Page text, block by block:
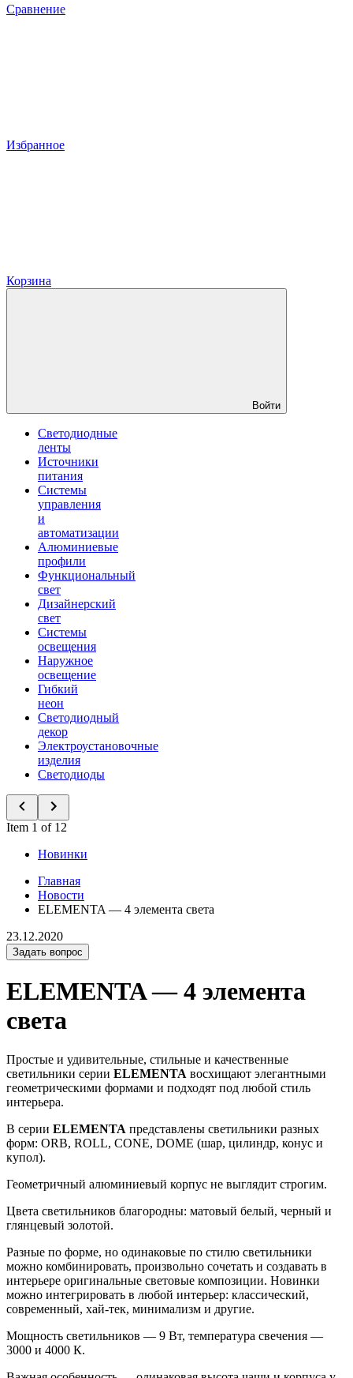
Сравнение
Избранное
Корзина
Войти
Светодиодные
ленты
Источники
питания
Системы
управления
и
автоматизации
Алюминиевые
профили
Функциональный
свет
Дизайнерский
свет
Системы
освещения
Наружное
освещение
Гибкий
неон
Светодиодный
декор
Электроустановочные
изделия
Светодиоды
Item 1 of 12
Новинки
Главная
Новости
ELEMENTA — 4 элемента света
23.12.2020
Задать вопрос
ELEMENTA — 4 элемента
света
Простые и удивительные, стильные и качественные
светильники серии ELEMENTA восхищают элегантными
геометрическими формами и подходят под любой стиль
интерьера.
В серии ELEMENTA представлены светильники разных
форм: ORB, ROLL, CONE, DOME (шар, цилиндр, конус и
купол).
Геометричный алюминиевый корпус не выглядит строгим.
Цвета светильников благородны: матовый белый, черный и
глянцевый золотой.
Разные по форме, но одинаковые по стилю светильники
можно комбинировать, произвольно сочетать и создавать в
интерьере оригинальные световые композиции. Новинки
можно интегрировать в любой интерьер: классический,
современный, хай-тек, минимализм и другие.
Мощность светильников — 9 Вт, температура свечения —
3000 и 4000 К.